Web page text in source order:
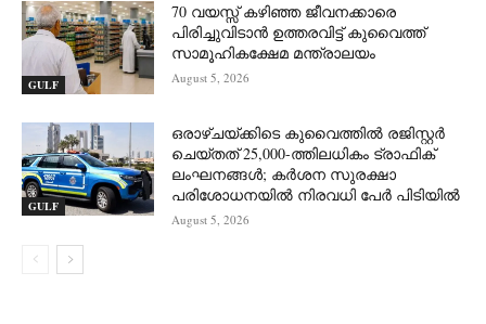
GULF
70 വയസ്സ് കഴിഞ്ഞ ജീവനക്കാരെ
പിരിച്ചുവിടാൻ ഉത്തരവിട്ട് കുവൈത്ത്
സാമൂഹികക്ഷേമ മന്ത്രാലയം
August 5, 2026
GULF
ഒരാഴ്ചയ്ക്കിടെ കുവൈത്തിൽ രജിസ്റ്റർ
ചെയ്തത് 25,000-ത്തിലധികം ട്രാഫിക്
ലംഘനങ്ങൾ; കർശന സുരക്ഷാ
പരിശോധനയിൽ നിരവധി പേർ പിടിയിൽ
August 5, 2026